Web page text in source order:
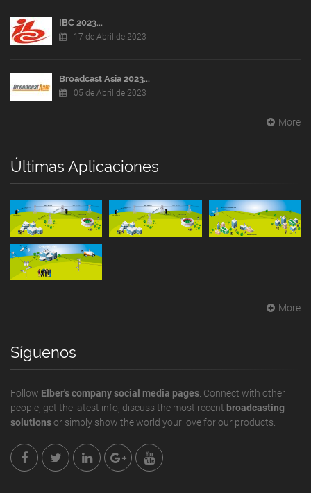
IBC 2023...
17 de Abril de 2023
Broadcast Asia 2023...
05 de Abril de 2023
More
Últimas Aplicaciones
More
Síguenos
Follow Elber's company social media pages. Connect with other
people, get the latest info, discuss the most recent broadcasting
solutionsor simply show the world your love for our products.